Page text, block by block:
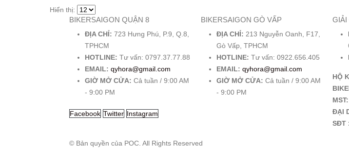
Hiển thị:
BIKERSAIGON QUẬN 8
ĐỊA CHỈ: 723 Hưng Phú, P.9, Q.8,
TPHCM
HOTLINE: Tư vấn: 0797.37.77.88
EMAIL: qyhora@gmail.com
GIỜ MỞ CỬA: Cả tuần / 9:00 AM
- 9:00 PM
Facebook Twitter Instagram
BIKERSAIGON GÒ VẤP
ĐỊA CHỈ: 213 Nguyễn Oanh, F17,
Gò Vấp, TPHCM
HOTLINE: Tư vấn: 0922.656.405
EMAIL: qyhora@gmail.com
GIỜ MỞ CỬA: Cả tuần / 9:00 AM
- 9:00 PM
GIẢI
HỘ
ĐẠI
SĐT
© Bản quyền của POC. All Rights Reserved